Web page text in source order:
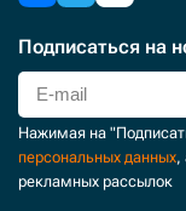
Подписаться на
Нажимая на
персональных данных,
рекламных рассылок